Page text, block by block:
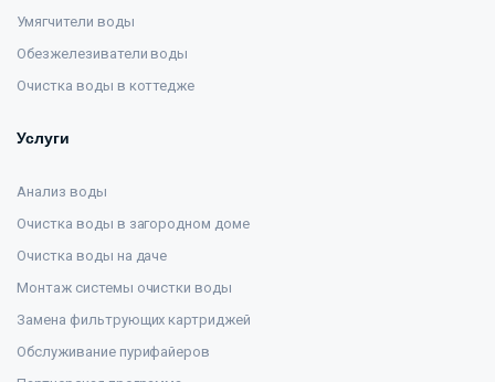
Умягчители воды
Обезжелезиватели воды
Очистка воды в коттедже
Услуги
Анализ воды
Очистка воды в загородном доме
Очистка воды на даче
Монтаж системы очистки воды
Замена фильтрующих картриджей
Обслуживание пурифайеров